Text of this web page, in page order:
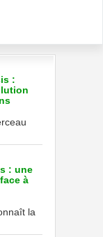
:
: une
à
la